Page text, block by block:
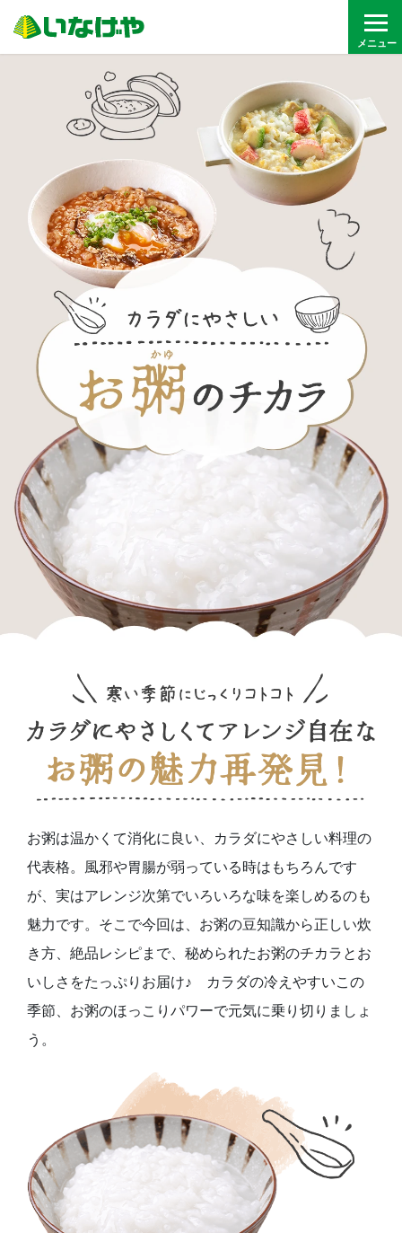
お粥は温かくて消化に良い、カラダにやさしい料理の
代表格。風邪や胃腸が弱っている時はもちろんです
が、実はアレンジ次第でいろいろな味を楽しめるのも
魅力です。そこで今回は、お粥の豆知識から正しい炊
き方、絶品レシピまで、秘められたお粥のチカラとお
いしさをたっぷりお届け♪ カラダの冷えやすいこの
季節、お粥のほっこりパワーで元気に乗り切りましょ
う。